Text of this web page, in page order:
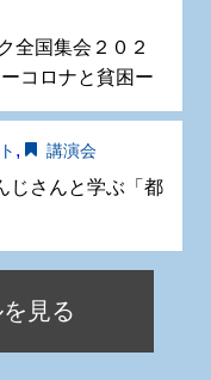
全国集会２０２
コロナと貧困ー
, 講演会
じさんと学ぶ「都
見る